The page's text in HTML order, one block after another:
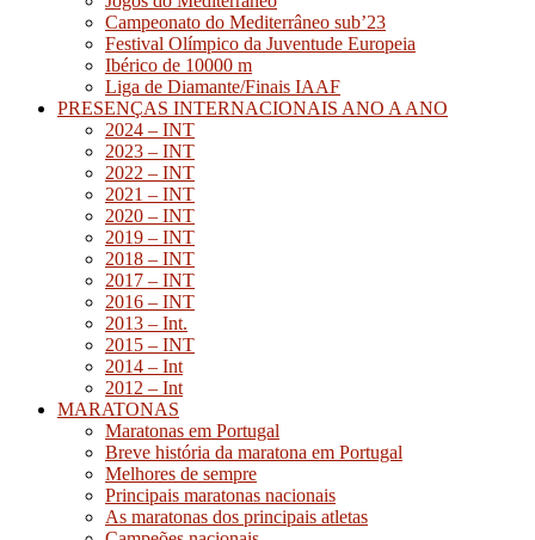
Campeonato do Mediterrâneo sub’23
Festival Olímpico da Juventude Europeia
Ibérico de 10000 m
Liga de Diamante/Finais IAAF
PRESENÇAS INTERNACIONAIS ANO A ANO
2024 – INT
2023 – INT
2022 – INT
2021 – INT
2020 – INT
2019 – INT
2018 – INT
2017 – INT
2016 – INT
2013 – Int.
2015 – INT
2014 – Int
2012 – Int
MARATONAS
Maratonas em Portugal
Breve história da maratona em Portugal
Melhores de sempre
Principais maratonas nacionais
As maratonas dos principais atletas